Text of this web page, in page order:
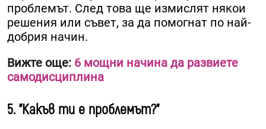
проблемът. След това ще измислят някои
решения или съвет, за да помогнат по най-
добрия начин.
Вижте още: 6 мощни начина да развиете
самодисциплина
5. "Какъв ти е проблемът?"